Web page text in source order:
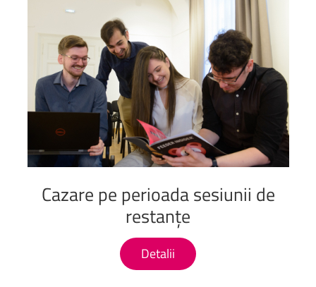
Cazare pe perioadasesiunii de
restanțe
Detalii